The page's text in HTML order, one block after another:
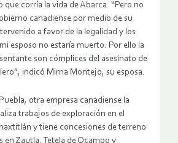
que corría la vida de Abarca. “Pero no
canadiense por medio de su
a favor de la legalidad y los
esposo no estaría muerto. Por ello la
son cómplices del asesinato de
indicó Mirna Montejo, su esposa.
otra empresa canadiense la
trabajos de exploración en el
y tiene concesiones de terreno
en Zautla, Tetela de Ocampo y